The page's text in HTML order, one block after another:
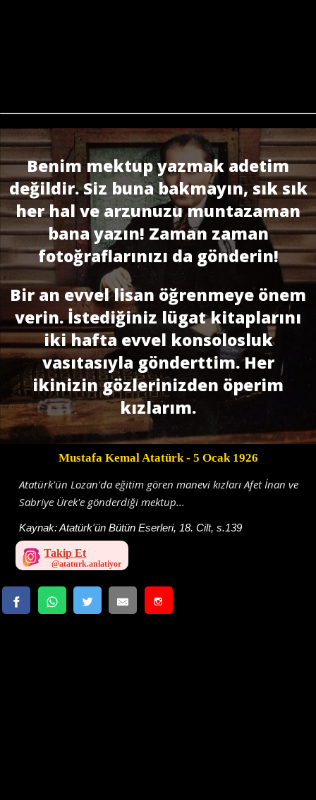
Benim mektup yazmak adetim
değildir. Siz buna bakmayın, sık sık
her hal ve arzunuzu muntazaman
bana yazın! Zaman zaman
fotoğraflarınızı da gönderin!
Bir an evvel lisan öğrenmeye önem
verin. İstediğiniz lügat kitaplarını
iki hafta evvel konsolosluk
vasıtasıyla gönderttim. Her
ikinizin gözlerinizden öperim
kızlarım.
Mustafa Kemal Atatürk- 5 Ocak 1926
Atatürk'ün Lozan'da eğitim gören manevi kızları Afet İnan ve
Sabriye Ürek'e gönderdiği mektup...
Kaynak:Atatürk'ün Bütün Eserleri, 18. Cilt, s.139
Takip Et